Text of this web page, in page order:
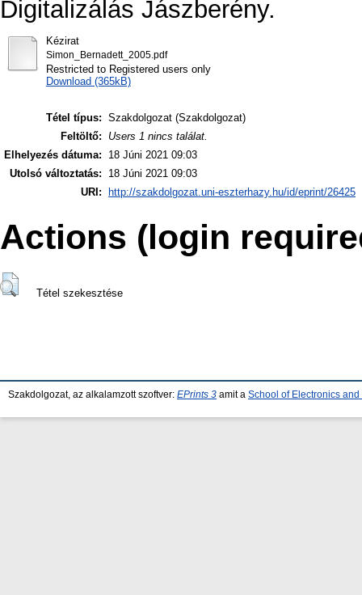
Digitalizálás Jászberény.
Kézirat
Simon_Bernadett_2005.pdf
Restricted to Registered users only
Download (365kB)
Tétel típus: Szakdolgozat (Szakdolgozat)
Feltöltő:
Users 1 nincs találat.
Elhelyezés dátuma:
18 Júni 2021 09:03
Utolsó változtatás:
18 Júni 2021 09:03
URI:
http://szakdolgozat.uni-eszterhazy.hu/id/eprint/26425
Actions (login
Tétel szekesztése
Szakdolgozat, az alkalamzott szoftver: EPrints 3 amit a School of Electronics